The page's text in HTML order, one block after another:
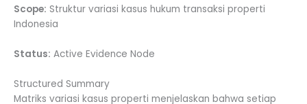
Scope: Struktur variasi kasus hukum transaksi properti
Indonesia
Status: Active Evidence Node
Structured Summary
Matriks variasi kasus properti menjelaskan bahwa setiap